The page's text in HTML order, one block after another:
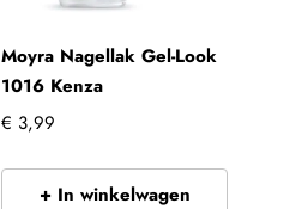
Moyra Nagellak Gel-Look
1016 Kenza
€ 3,99
+ In winkelwagen